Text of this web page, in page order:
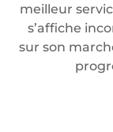
meilleur
s’affiche
sur son